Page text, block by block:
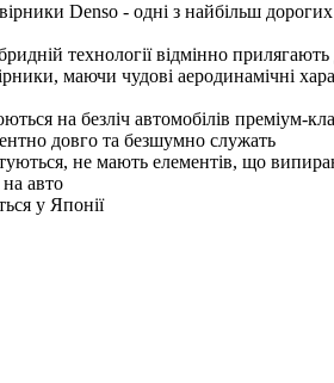
Denso - одні з найбільш
технології відмінно
маючи чудові аеродинамічні
на безліч автомобілів преміум-
довго та безшумно служать
не мають елементів, що
авто
у Японії